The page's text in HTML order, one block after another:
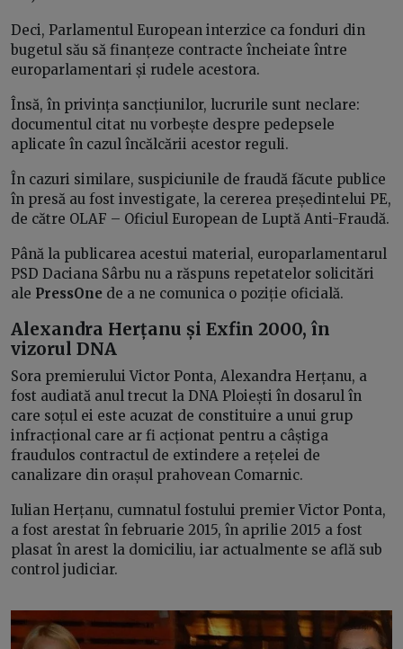
Deci, Parlamentul European interzice ca fonduri din
bugetul său să finanțeze contracte încheiate între
europarlamentari și rudele acestora.
Însă, în privința sancțiunilor, lucrurile sunt neclare:
documentul citat nu vorbește despre pedepsele
aplicate în cazul încălcării acestor reguli.
În cazuri similare, suspiciunile de fraudă făcute publice
în presă au fost investigate, la cererea președintelui PE,
de către OLAF – Oficiul European de Luptă Anti-Fraudă.
Până la publicarea acestui material, europarlamentarul
PSD Daciana Sârbu nu a răspuns repetatelor solicitări
ale PressOne de a ne comunica o poziție oficială.
Alexandra Herțanu și Exfin 2000, în
vizorul DNA
Sora premierului Victor Ponta, Alexandra Herțanu, a
fost audiată anul trecut la DNA Ploiești în dosarul în
care soțul ei este acuzat de constituire a unui grup
infracțional care ar fi acționat pentru a câștiga
fraudulos contractul de extindere a rețelei de
canalizare din orașul prahovean Comarnic.
Iulian Herțanu, cumnatul fostului premier Victor Ponta,
a fost arestat în februarie 2015, în aprilie 2015 a fost
plasat în arest la domiciliu, iar actualmente se află sub
control judiciar.